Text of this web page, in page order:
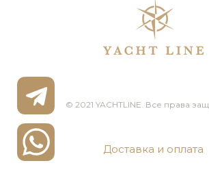
© 2021 YACHTLINE. Все права
Доставка и оплата